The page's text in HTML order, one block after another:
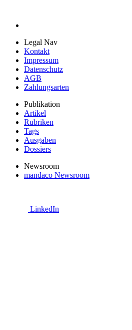
Legal Nav
Kontakt
Impressum
Datenschutz
AGB
Zahlungsarten
Publikation
Artikel
Rubriken
Tags
Ausgaben
Dossiers
Newsroom
mandaco Newsroom
LinkedIn